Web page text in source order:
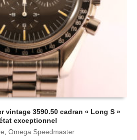
vintage 3590.50 cadran « Long S »
exceptionnel
, Omega Speedmaster